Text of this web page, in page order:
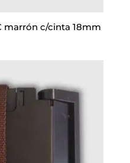
marrón c/cinta 18mm